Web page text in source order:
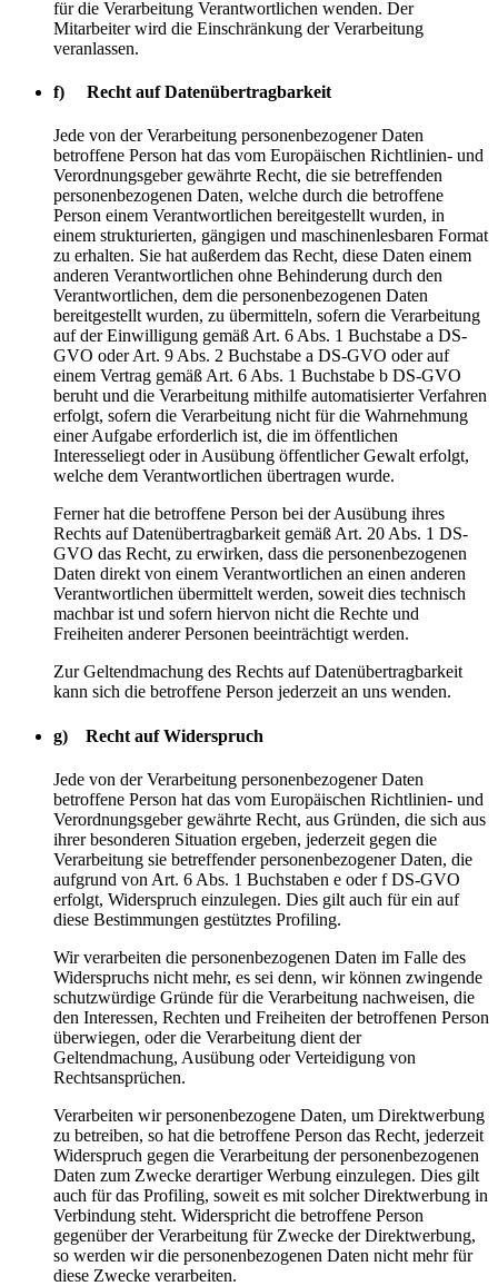
für die Verarbeitung Verantwortlichen wenden. Der
Mitarbeiter wird die Einschränkung der Verarbeitung
veranlassen.
f) Recht auf Datenübertragbarkeit
Jede von der Verarbeitung personenbezogener Daten
betroffene Person hat das vom Europäischen Richtlinien- und
Verordnungsgeber gewährte Recht, die sie betreffenden
personenbezogenen Daten, welche durch die betroffene
Person einem Verantwortlichen bereitgestellt wurden, in
einem strukturierten, gängigen und maschinenlesbaren Format
zu erhalten. Sie hat außerdem das Recht, diese Daten einem
anderen Verantwortlichen ohne Behinderung durch den
Verantwortlichen, dem die personenbezogenen Daten
bereitgestellt wurden, zu übermitteln, sofern die Verarbeitung
auf der Einwilligung gemäß Art. 6 Abs. 1 Buchstabe a DS-
GVO oder Art. 9 Abs. 2 Buchstabe a DS-GVO oder auf
einem Vertrag gemäß Art. 6 Abs. 1 Buchstabe b DS-GVO
beruht und die Verarbeitung mithilfe automatisierter Verfahren
erfolgt, sofern die Verarbeitung nicht für die Wahrnehmung
einer Aufgabe erforderlich ist, die im öffentlichen
Interesseliegt oder in Ausübung öffentlicher Gewalt erfolgt,
welche dem Verantwortlichen übertragen wurde.
Ferner hat die betroffene Person bei der Ausübung ihres
Rechts auf Datenübertragbarkeit gemäß Art. 20 Abs. 1 DS-
GVO das Recht, zu erwirken, dass die personenbezogenen
Daten direkt von einem Verantwortlichen an einen anderen
Verantwortlichen übermittelt werden, soweit dies technisch
machbar ist und sofern hiervon nicht die Rechte und
Freiheiten anderer Personen beeinträchtigt werden.
Zur Geltendmachung des Rechts auf Datenübertragbarkeit
kann sich die betroffene Person jederzeit an uns wenden.
g) Recht auf Widerspruch
Jede von der Verarbeitung personenbezogener Daten
betroffene Person hat das vom Europäischen Richtlinien- und
Verordnungsgeber gewährte Recht, aus Gründen, die sich aus
ihrer besonderen Situation ergeben, jederzeit gegen die
Verarbeitung sie betreffender personenbezogener Daten, die
aufgrund von Art. 6 Abs. 1 Buchstaben e oder f DS-GVO
erfolgt, Widerspruch einzulegen. Dies gilt auch für ein auf
diese Bestimmungen gestütztes Profiling.
Wir verarbeiten die personenbezogenen Daten im Falle des
Widerspruchs nicht mehr, es sei denn, wir können zwingende
schutzwürdige Gründe für die Verarbeitung nachweisen, die
den Interessen, Rechten und Freiheiten der betroffenen Person
überwiegen, oder die Verarbeitung dient der
Geltendmachung, Ausübung oder Verteidigung von
Rechtsansprüchen.
Verarbeiten wir personenbezogene Daten, um Direktwerbung
zu betreiben, so hat die betroffene Person das Recht, jederzeit
Widerspruch gegen die Verarbeitung der personenbezogenen
Daten zum Zwecke derartiger Werbung einzulegen. Dies gilt
auch für das Profiling, soweit es mit solcher Direktwerbung in
Verbindung steht. Widerspricht die betroffene Person
gegenüber der Verarbeitung für Zwecke der Direktwerbung,
so werden wir die personenbezogenen Daten nicht mehr für
diese Zwecke verarbeiten.